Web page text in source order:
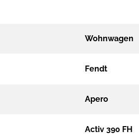
Wohnwagen
Fendt
Apero
Activ 390 FH